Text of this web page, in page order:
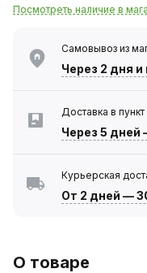
Посмотреть наличие в
Самовывоз из
Через 2 дня и
Доставка в
Через 5 дней
Курьерская
От 2 дней —
О товаре